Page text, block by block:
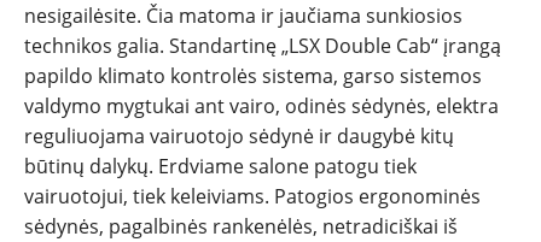
nesigailėsite. Čia matoma ir jaučiama sunkiosios
technikos galia. Standartinę „LSX Double Cab“ įrangą
papildo klimato kontrolės sistema, garso sistemos
valdymo mygtukai ant vairo, odinės sėdynės, elektra
reguliuojama vairuotojo sėdynė ir daugybė kitų
būtinų dalykų. Erdviame salone patogu tiek
vairuotojui, tiek keleiviams. Patogios ergonominės
sėdynės, pagalbinės rankenėlės, netradiciškai iš